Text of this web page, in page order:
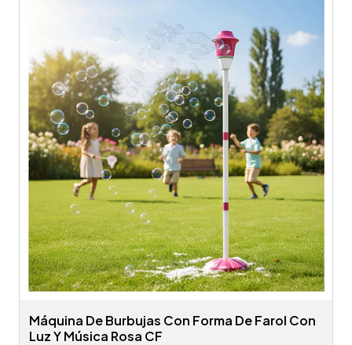
Máquina De Burbujas Con Forma De Farol Con
Luz Y Música Rosa CF